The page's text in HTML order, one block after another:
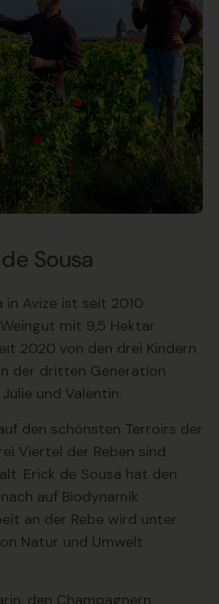
Sousa
in Avize ist seit 2010
mit 9,5 Hektar
2020 von den drei Kindern
der dritten Generation
und Valentin.
den schönsten Terroirs der
Viertel der Reben sind
Erick de Sousa hat den
auf Biodynamik
an der Rebe wird unter
Natur und Umwelt
den Champagnern